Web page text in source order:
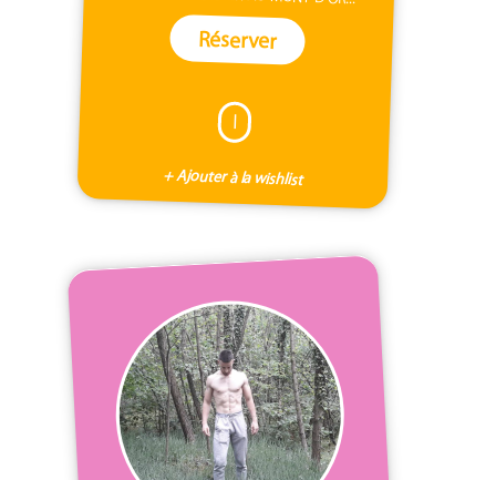
Réserver
I
+ Ajouter à la wishlist